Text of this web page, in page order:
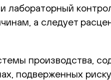
лабораторный
а следует
производства,
подверженных